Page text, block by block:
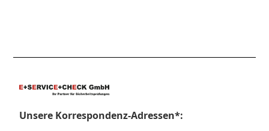
Unsere Korrespondenz-Adressen*: